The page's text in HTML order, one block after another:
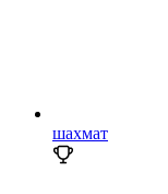
шахмат